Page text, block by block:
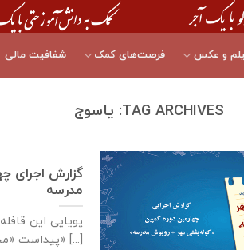
و عکس فرصت‌های کمک شفافیت مالی
TAG ARCHIVES: یاسوج
گزارش اجرای
مدرسه
پویایی این
پیداست «مجتبی کاشانی» [...]